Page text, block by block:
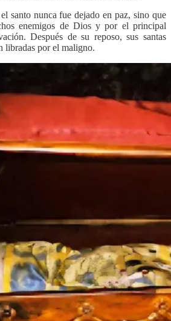
santo nunca fue dejado en paz, sino que
enemigos de Dios y por el principal
Después de su reposo, sus santas
libradas por el maligno.